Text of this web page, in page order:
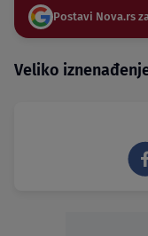
Postavi Nova.rs
Veliko